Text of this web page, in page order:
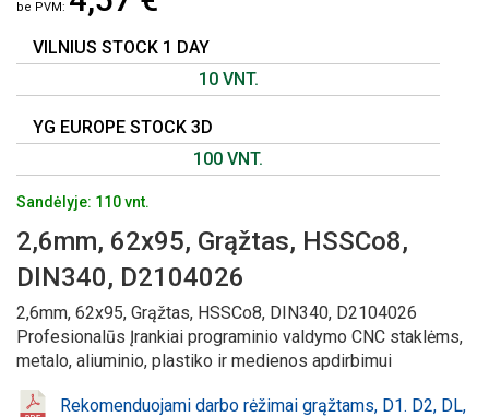
GALERIJOS
PRADŽIĄ
VILNIUS STOCK 1 DAY
10 VNT.
YG EUROPE STOCK 3D
100 VNT.
Sandėlyje: 110 vnt.
2,6mm, 62x95, Grąžtas, HSSCo8,
DIN340, D2104026
2,6mm, 62x95, Grąžtas, HSSCo8, DIN340, D2104026
Profesionalūs Įrankiai programinio valdymo CNC staklėms,
metalo, aliuminio, plastiko ir medienos apdirbimui
Rekomenduojami darbo rėžimai grąžtams, D1. D2, DL,